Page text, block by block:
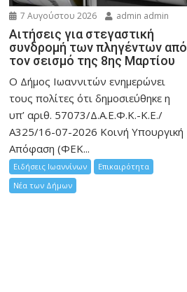
7 Αυγούστου 2026 admin admin
Αιτήσεις για στεγαστική
συνδρομή των πληγέντων από
τον σεισμό της 8ης Μαρτίου
Ο Δήμος Ιωαννιτών ενημερώνει
τους πολίτες ότι δημοσιεύθηκε η
υπ’ αριθ. 57073/Δ.Α.Ε.Φ.Κ.-Κ.Ε./
Α325/16-07-2026 Κοινή Υπουργική
Απόφαση (ΦΕΚ...
Ειδήσεις Ιωαννίνων
Επικαιρότητα
Νέα των Δήμων